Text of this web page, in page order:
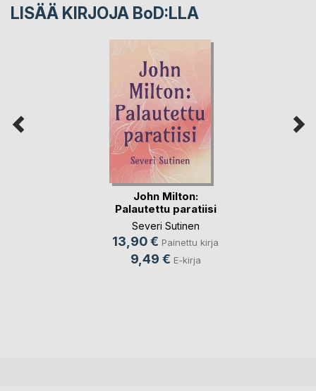
LISÄÄ KIRJOJA BoD:LLA
John Milton:
Palautettu paratiisi
Severi Sutinen
13,90 € Painettu kirja
9,49 € E-kirja